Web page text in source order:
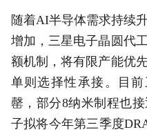
随着AI半导体需求持续
增加，三星电子晶圆代
额机制，将有限产能优
单则选择性承接。目
罄，部分8纳米制程也
子拟将今年第三季度